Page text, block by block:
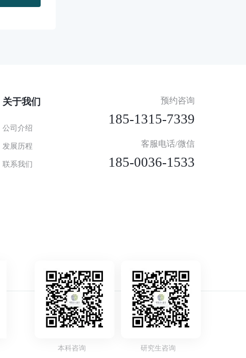
关于我们
公司介绍
发展历程
联系我们
预约咨询
185-1315-7339
客服电话/微信
185-0036-1533
本科咨询 研究生咨询